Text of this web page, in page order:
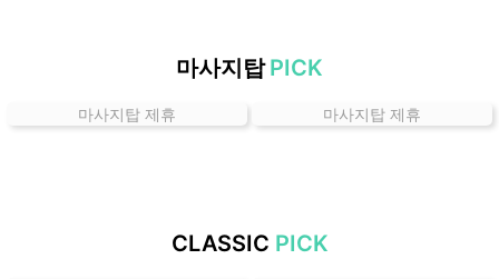
곡
마사지탑 PICK
마사지탑 제휴 마사지탑 제휴
CLASSIC PICK